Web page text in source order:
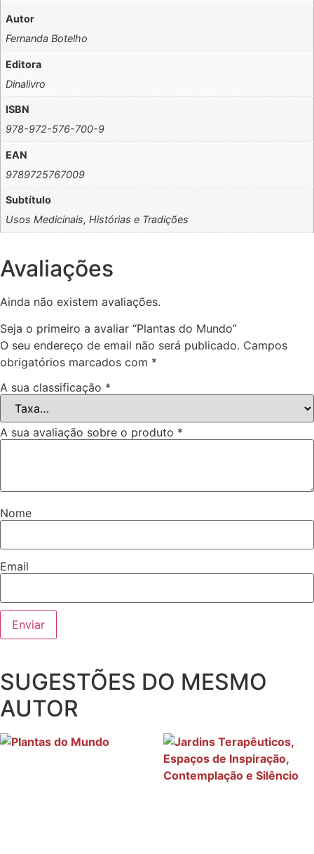
Autor
Fernanda Botelho
Editora
Dinalivro
ISBN
978-972-576-700-9
EAN
9789725767009
Subtítulo
Usos Medicinais, Histórias e Tradições
Avaliações
Ainda não existem avaliações.
Seja o primeiro a avaliar “Plantas do Mundo”
O seu endereço de email não será publicado. Campos
obrigatórios marcados com *
A sua classificação *
A sua avaliação sobre o produto *
Nome
Email
SUGESTÕES DO MESMO
AUTOR